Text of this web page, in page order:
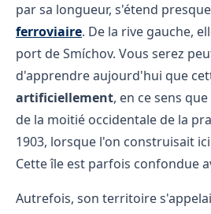
par sa longueur, s'étend
ferroviaire. De la rive gauche,
port de Smíchov. Vous serez
d'apprendre aujourd'hui que
artificiellement, en ce sens
de la moitié occidentale de la
1903, lorsque l'on construisait
Cette île est parfois confondue
Autrefois, son territoire